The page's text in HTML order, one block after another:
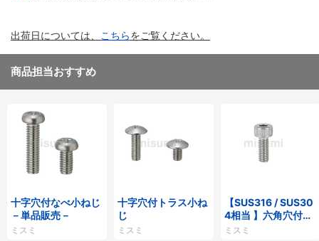
出荷日については、 こちらをご覧ください。
商品担当おすすめ
十字穴付なべ小ねじ
－単品販売－
ミスミ
十字穴付トラス小ね
じ
ミスミ
【SUS316 / SUS30
4相当 】六角穴付ボ
ルト ステンレス
ミスミ